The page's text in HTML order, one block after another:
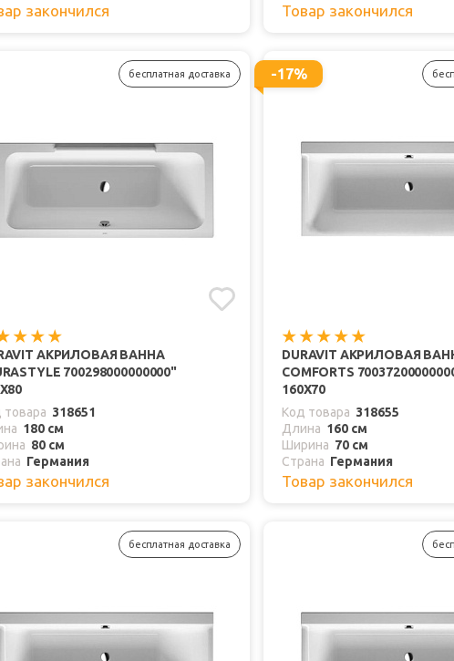
закончился Товар закончился
бесплатная доставка
АКРИЛОВАЯ ВАННА
700298000000000"
товара 318651
180 см
80 см
Германия
закончился
-17%
DURAVIT АКРИЛОВАЯ
COMFORTS
160Х70
Код товара 318655
Длина 160 см
Ширина 70 см
Страна Германия
Товар закончился
бесплатная доставка